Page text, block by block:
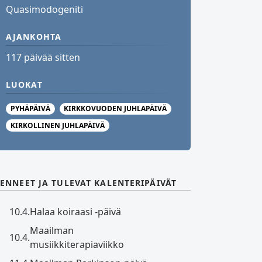
Quasimodogeniti
AJANKOHTA
117 päivää sitten
LUOKAT
PYHÄPÄIVÄ
KIRKKOVUODEN JUHLAPÄIVÄ
KIRKOLLINEN JUHLAPÄIVÄ
JA TULEVAT KALENTERIPÄIVÄT
10.4.Halaa koiraasi -päivä
10.4.
Maailman
musiikkiterapiaviikko